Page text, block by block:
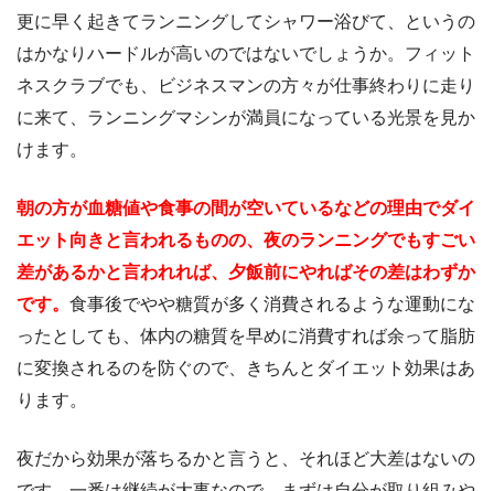
更に早く起きてランニングしてシャワー浴びて、というの
はかなりハードルが高いのではないでしょうか。フィット
ネスクラブでも、ビジネスマンの方々が仕事終わりに走り
に来て、ランニングマシンが満員になっている光景を見か
けます。
朝の方が血糖値や食事の間が空いているなどの理由でダイ
エット向きと言われるものの、夜のランニングでもすごい
差があるかと言われれば、夕飯前にやればその差はわずか
です。 食事後でやや糖質が多く消費されるような運動にな
ったとしても、体内の糖質を早めに消費すれば余って脂肪
に変換されるのを防ぐので、きちんとダイエット効果はあ
ります。
夜だから効果が落ちるかと言うと、それほど大差はないの